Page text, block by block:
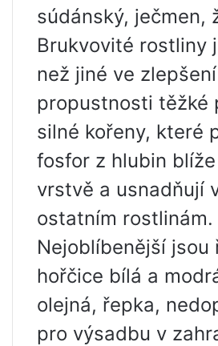
súdánský, ječmen,
Brukvovité rostliny
než jiné ve zlepšení
propustnosti těžké
silné kořeny, které
fosfor z hlubin
vrstvě a usnadňují
ostatním rostlinám.
Nejoblíbenější jsou
hořčice bílá a
olejná, řepka,
pro výsadbu v